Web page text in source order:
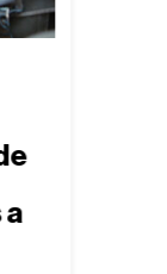
a